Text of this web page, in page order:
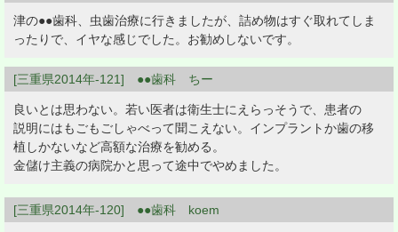
津の●●歯科、虫歯治療に行きましたが、詰め物はすぐ取れてしま
ったりで、イヤな感じでした。お勧めしないです。
[三重県2014年-121] ●●歯科 ちー
良いとは思わない。若い医者は衛生士にえらっそうで、患者の
説明にはもごもごしゃべって聞こえない。インプラントか歯の移
植しかないなど高額な治療を勧める。
金儲け主義の病院かと思って途中でやめました。
[三重県2014年-120] ●●歯科 koem